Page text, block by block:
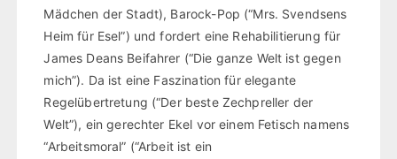
Mädchen der Stadt), Barock-Pop (“Mrs. Svendsens
Heim für Esel”) und fordert eine Rehabilitierung für
James Deans Beifahrer (“Die ganze Welt ist gegen
mich”). Da ist eine Faszination für elegante
Regelübertretung (“Der beste Zechpreller der
Welt”), ein gerechter Ekel vor einem Fetisch namens
“Arbeitsmoral” (“Arbeit ist ein